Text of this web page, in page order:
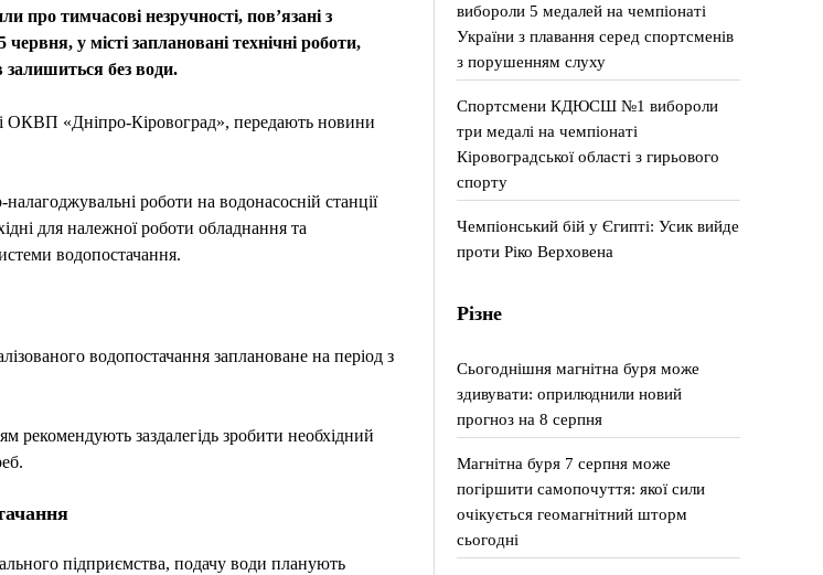
про тимчасові незручності, пов’язані з
у місті заплановані технічні роботи,
залишиться без води.
ОКВП «Дніпро-Кіровоград», передають новини
роботи на водонасосній станції
для належної роботи обладнання та
водопостачання.
водопостачання заплановане на період з
рекомендують заздалегідь зробити необхідний
підприємства, подачу води планують
вибороли 5 медалей на чемпіонаті
України з плавання серед спортсменів
з порушенням слуху
Спортсмени КДЮСШ №1 вибороли
три медалі на чемпіонаті
Кіровоградської області з гирьового
спорту
Чемпіонський бій у Єгипті: Усик вийде
проти Ріко Верховена
Різне
Сьогоднішня магнітна буря може
здивувати: оприлюднили новий
прогноз на 8 серпня
Магнітна буря 7 серпня може
погіршити самопочуття: якої сили
очікується геомагнітний шторм
сьогодні